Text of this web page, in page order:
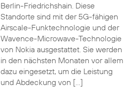
Berlin-Friedrichshain. Diese
Standorte sind mit der 5G-fähigen
Airscale-Funktechnologie und der
Wavence-Microwave-Technologie
von Nokia ausgestattet. Sie werden
in den nächsten Monaten vor allem
dazu eingesetzt, um die Leistung
und Abdeckung von […]